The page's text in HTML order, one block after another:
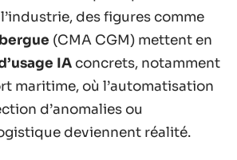
des figures comme
(CMA CGM) mettent en
IA concrets, notamment
maritime, où l’automatisation
d’anomalies ou
deviennent réalité.